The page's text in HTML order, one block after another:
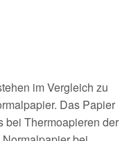
im Vergleich zu
Das Papier
bei Thermoapieren der